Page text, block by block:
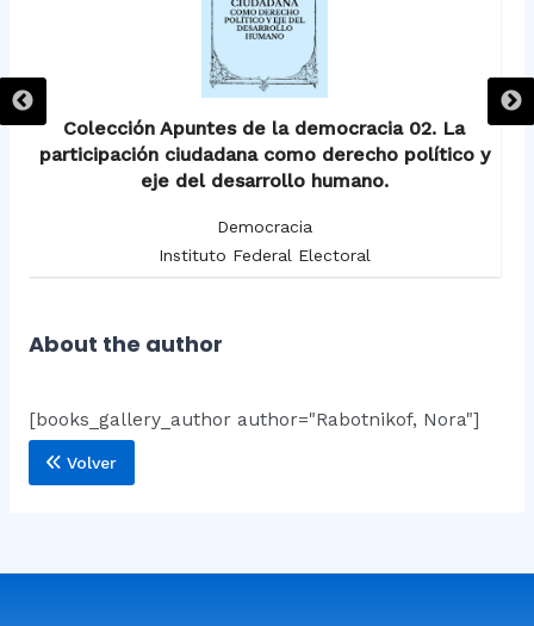
Colección Apuntes de la democracia 02. La
participación ciudadana como derecho político y
eje del desarrollo humano.
Democracia
Instituto Federal Electoral
About the author
[books_gallery_author author="Rabotnikof, Nora"]
Volver